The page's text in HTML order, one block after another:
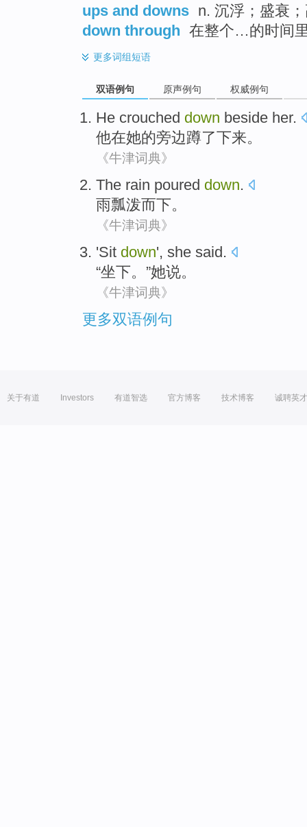
ups and downs n. 沉浮；盛衰
down through 在整个…的时间
更多词组短语
双语例句 原声例句 权威例句
He crouched down beside her.
他在她的旁边蹲了下来。
《牛津词典》
The rain poured down.
雨瓢泼而下。
《牛津词典》
'Sit down', she said.
“坐下。”她说。
《牛津词典》
更多双语例句
关于有道 Investors 有道智选 官方博客 技术博客 诚聘英才